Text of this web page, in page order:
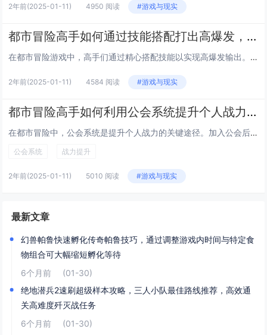
2年前(2025-01-11) 4950 阅读 #游戏与现实
都市冒险高手如何通过技能搭配打出高爆发，高爆发技能搭配技巧
在都市冒险游戏中，高手们通过精心搭配技能以实现高爆发输出。选择具有短冷却时间的起手技能，迅速切入战斗。搭配带有增益效果或减益敌人的Buff技能，提升自身或削弱对手。核心是连携技能，确保它们能无缝衔接，最大化伤害输出。利用终极技能或大招，在敌...
2年前(2025-01-11) 4584 阅读 #游戏与现实
都市冒险高手如何利用公会系统提升个人战力，公会系统与战力提升
在都市冒险中，公会系统是提升个人战力的关键途径。加入公会后，玩家可以通过参与公会任务、活动和团队副本获取丰厚奖励，如稀有装备、经验值加成等，直接增强角色属性。公会成员之间的协作与资源共享也至关重要，高级成员可以指导新手，分享技能书或材料，帮...
公会系统 战力提升
2年前(2025-01-11) 5010 阅读 #游戏与现实
最新文章
幻兽帕鲁快速孵化传奇帕鲁技巧，通过调整游戏内时间与特定食
物组合可大幅缩短孵化等待
6个月前
(01-30)
绝地潜兵2速刷超级样本攻略，三人小队最佳路线推荐，高效通
关高难度歼灭战任务
6个月前
(01-30)